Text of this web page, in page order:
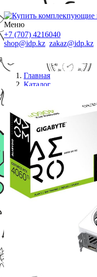
Меню
+7 (707) 4216040
shop@idp.kz zakaz@idp.kz
Главная
Каталог
Видеокарта
RTX4060Ti AERO